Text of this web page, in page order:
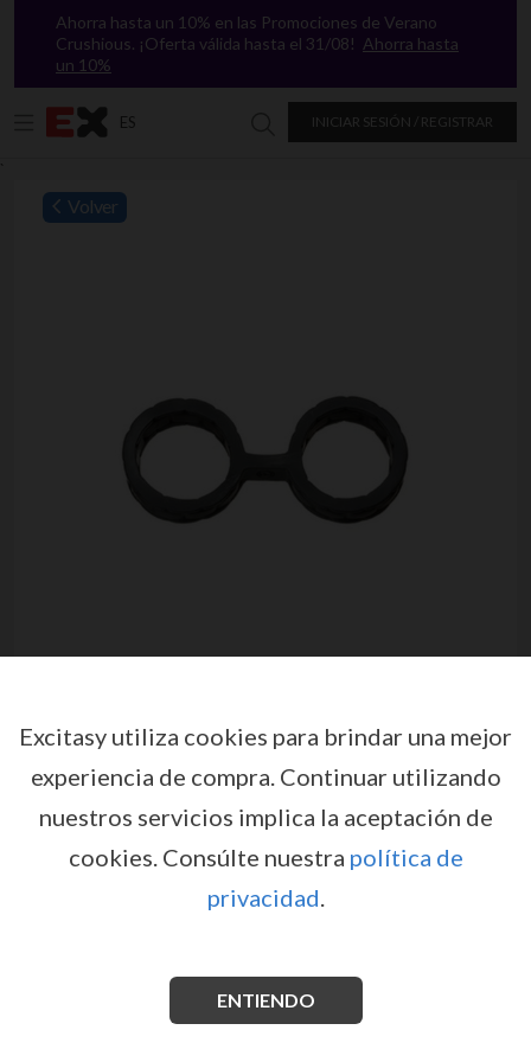
`
Ahorra hasta un 10% en las Promociones de Verano
Crushious. ¡Oferta válida hasta el 31/08! Ahorra hasta
un 10%
ES INICIAR SESIÓN / REGISTRAR
Buscar en Excitasy
Volver
ESPOSAS DE SILICONA
JAPANESE STYLE BONDAGE
LARGE NEGRO DOC JOHNSON
Esposas de silicona de alta calidad sin accesorios
Excitasy utiliza cookies para brindar una mejor
experiencia de compra.Continuar utilizando
nuestros servicios implica la aceptación de
cookies.Consúlte nuestra política de
privacidad.
ENTIENDO